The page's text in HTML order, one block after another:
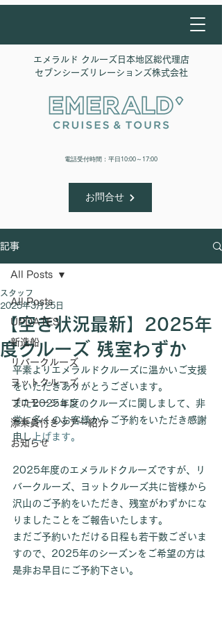
エメラルド クルーズ日本地区総代理店
​セブンシーズリレーションズ株式会社
​電話受付時間：平日10:00～17:00
お問合せ
記事
All Posts
UPDATES
新造船
リバークルーズ
ヨットクルーズ
プロモーション
添乗員付きツアー紹介
お知らせ
All Posts
【空き状況最新】2025年
度クルーズ 残室わずか
スタッフ
2025年3月25日
平素よりエメラルドクルーズに温かいご支援
をいただきありがとうございます。
また2025年度のクルーズに関しまして、非
常に多くのお客様からご予約をいただき感謝
申し上げます。
2025年度のエメラルドクルーズですが、リ
バークルーズ、ヨットクルーズ共に皆様から
沢山のご予約をいただき、残室がわずかにな
りましたことをご報告いたします。
まだご予約いただける日程も若干数ございま
すので、2025年のシーズンをご希望の方は
是非お早目にご予約下さい。